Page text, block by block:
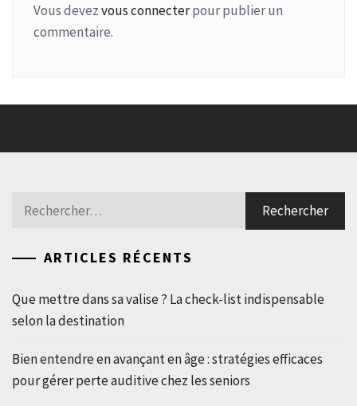
Vous devezvous connecterpour publier un
commentaire.
Rechercher :
ARTICLES RÉCENTS
Que mettre dans sa valise ? La check-list indispensable
selon la destination
Bien entendre en avançant en âge : stratégies efficaces
pour gérer perte auditive chez les seniors